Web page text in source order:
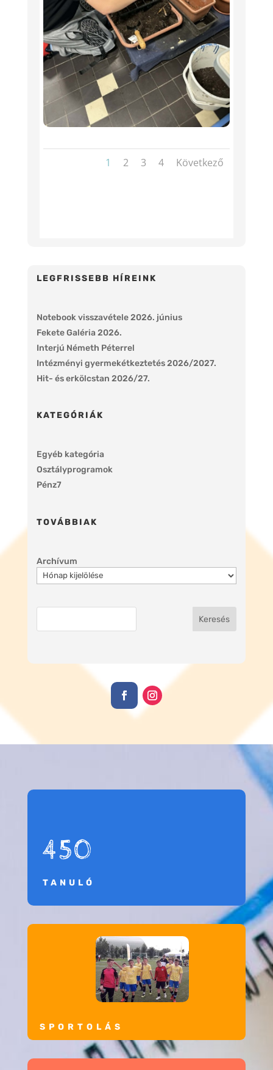
1 2 3 4 Következő
LEGFRISSEBB HÍREINK
Notebook visszavétele 2026. június
Fekete Galéria 2026.
Interjú Németh Péterrel
Intézményi gyermekétkeztetés 2026/2027.
Hit- és erkölcstan 2026/27.
KATEGÓRIÁK
Egyéb kategória
Osztályprogramok
Pénz7
TOVÁBBIAK
Archívum
Keresés
450
TANULÓ
SPORTOLÁS